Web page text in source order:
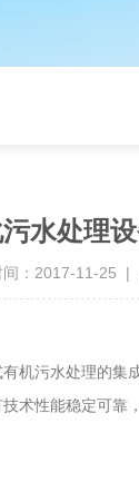
水处理
间：2017-11-25 |
污水处理的集成
性能稳定可靠